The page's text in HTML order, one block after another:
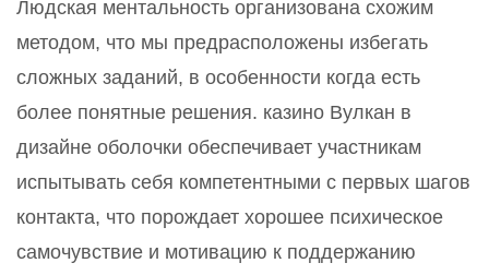
Людская ментальность организована схожим
методом, что мы предрасположены избегать
сложных заданий, в особенности когда есть
более понятные решения. казино Вулкан в
дизайне оболочки обеспечивает участникам
испытывать себя компетентными с первых шагов
контакта, что порождает хорошее психическое
самочувствие и мотивацию к поддержанию